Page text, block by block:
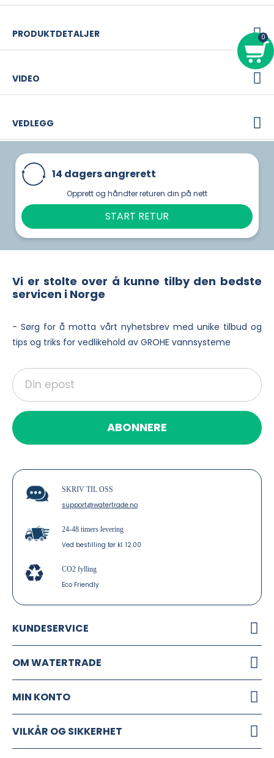
PRODUKTDETALJER
VIDEO
VEDLEGG
14 dagers angrerett
Opprett og håndter returen din på nett
START RETUR
Vi er stolte over å kunne tilby den bedste
servicen i Norge
- Sørg for å motta vårt nyhetsbrev med unike tilbud og
tips og triks for vedlikehold av GROHE vannsysteme
ABONNERE
SKRIV TIL OSS
support@watertrade.no
24-48 timers levering
Ved bestilling før kl. 12.00
CO2 fylling
Eco Friendly
KUNDESERVICE
OM WATERTRADE
MIN KONTO
VILKÅR OG SIKKERHET